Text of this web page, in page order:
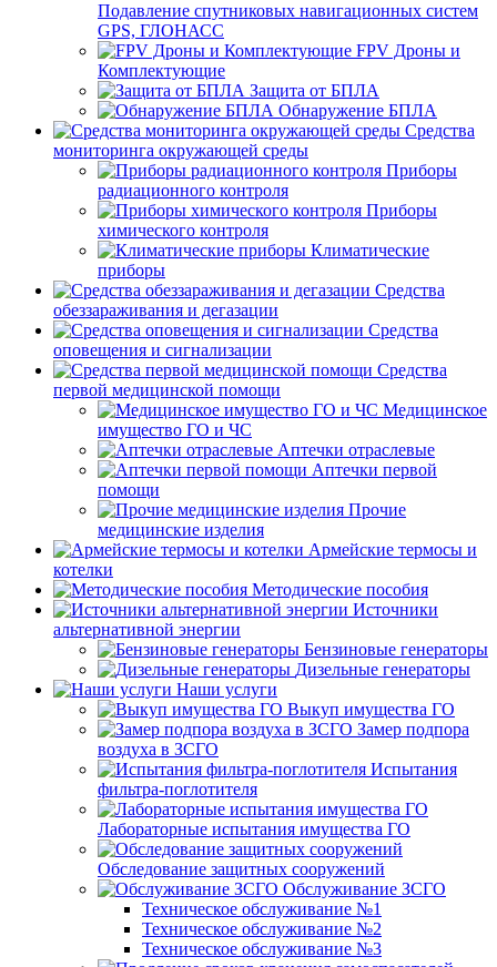
Подавление спутниковых навигационных систем
GPS, ГЛОНАСС
FPV Дроны и
Комплектующие
Защита от БПЛА
Обнаружение БПЛА
Средства
мониторинга окружающей среды
Приборы
радиационного контроля
Приборы
химического контроля
Климатические
приборы
Средства
обеззараживания и дегазации
Средства
оповещения и сигнализации
Средства
первой медицинской помощи
Медицинское
имущество ГО и ЧС
Аптечки отраслевые
Аптечки первой
помощи
Прочие
медицинские изделия
Армейские термосы и
котелки
Методические пособия
Источники
альтернативной энергии
Бензиновые генераторы
Дизельные генераторы
Наши услуги
Выкуп имущества ГО
Замер подпора
воздуха в ЗСГО
Испытания
фильтра-поглотителя
Лабораторные испытания имущества ГО
Обследование защитных сооружений
Обслуживание ЗСГО
Техническое обслуживание №1
Техническое обслуживание №2
Техническое обслуживание №3